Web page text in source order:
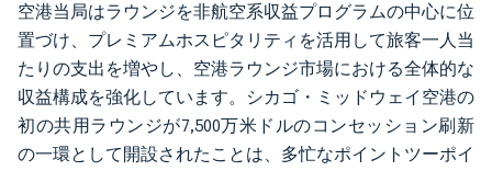
空港当局はラウンジを非航空系収益プログラムの中心に位
置づけ、プレミアムホスピタリティを活用して旅客一人当
たりの支出を増やし、空港ラウンジ市場における全体的な
収益構成を強化しています。シカゴ・ミッドウェイ空港の
初の共用ラウンジが7,500万米ドルのコンセッション刷新
の一環として開設されたことは、多忙なポイントツーポイ